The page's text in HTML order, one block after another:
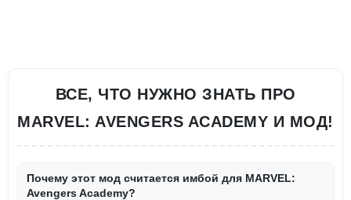
ВСЕ, ЧТО НУЖНО ЗНАТЬ ПРО
MARVEL: AVENGERS ACADEMY И МОД!
Почему этот мод считается имбой для MARVEL:
Avengers Academy?